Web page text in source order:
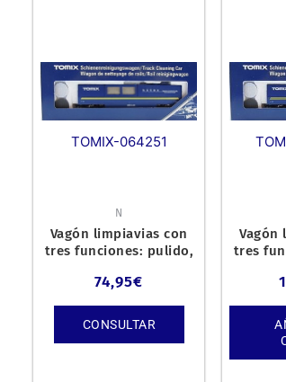
TOMIX-064251
N
Vagón limpiavias con
tres funciones: pulido,
74,95€
CONSULTAR
Vagón
tres